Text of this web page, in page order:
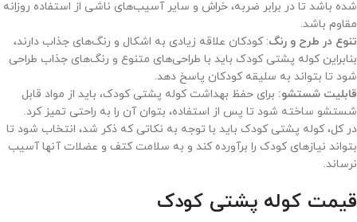
شده باشد تا در برابر ضربه، خراش و سایر آسیب‌های ناشی از استفاده روزانه
مقاوم باشد.
تنوع در طرح و رنگ: کودکان علاقه زیادی به اشکال و رنگ‌های جذاب دارند،
بنابراین کوله پشتی کودک باید با طراحی‌های متنوع و رنگ‌های جذاب طراحی
شود تا بتواند به سلیقه کودکان پاسخ دهد.
قابلیت شستشو: برای حفظ بهداشت کوله پشتی کودک، باید از مواد قابل
شستشو ساخته شود تا پس از استفاده، بتوان آن را به راحتی تمیز کرد.
در کل، کوله پشتی کودک باید با توجه به نکاتی که ذکر شد، انتخاب شود تا
بتواند نیازهای کودک را برآورده کند و به سلامت کتف و عضلات آنها آسیب
نرساند.
قیمت کوله پشتی کودک